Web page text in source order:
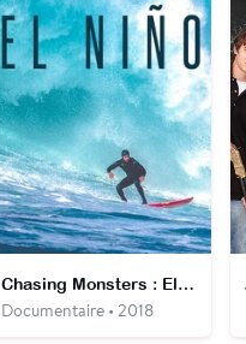
Chasing Monsters : El Niño
Documentaire • 2018